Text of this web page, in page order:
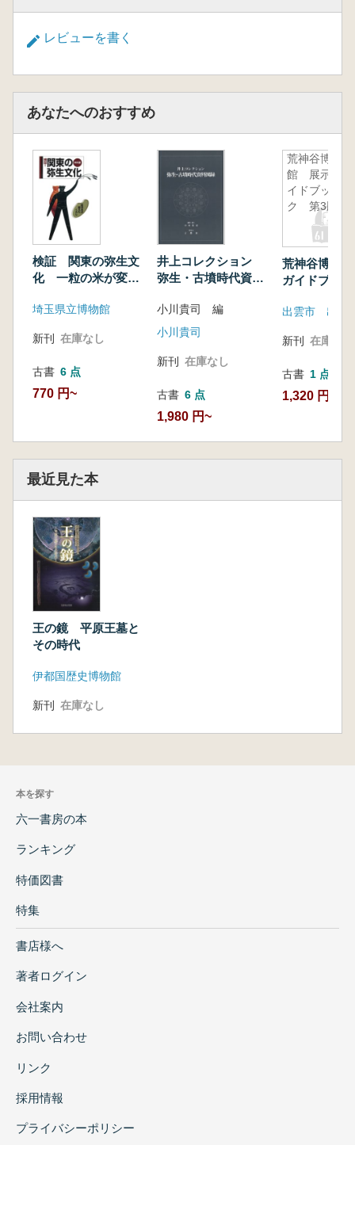
レビューを書く
あなたへのおすすめ
検証 関東の弥生文
化 一粒の米が変え
埼玉県立博物館
新刊 在庫なし
古書 6 点
770 円~
井上コレクション
弥生・古墳時代資料
小川貴司 編
小川貴司
新刊 在庫なし
古書 6 点
1,980 円~
荒神谷博物
館 展示ガ
イドブッ
ク 第3版
荒神谷博物
ガイドブッ
出雲市 出雲
新刊 在庫なし
古書 1 点
1,320 円
最近見た本
王の鏡 平原王墓と
その時代
伊都国歴史博物館
新刊 在庫なし
本を探す
六一書房の本
ランキング
特価図書
特集
書店様へ
著者ログイン
会社案内
お問い合わせ
リンク
採用情報
プライバシーポリシー